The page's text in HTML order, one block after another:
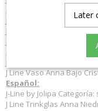
J-Line by Jolipa
J Line Drinking Glass
J-Line wasserglas
J Line Vaso Anna Bajo
Español:
J-Line by Jolipa
J Line Trinkglas Anna
Later